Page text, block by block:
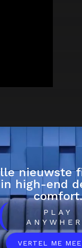
nieuwste
high-end
comfort.
PLAY
VERTEL ME